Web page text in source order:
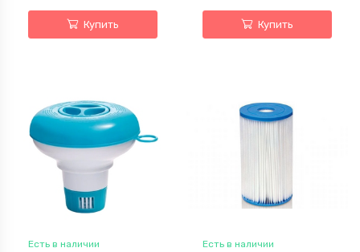
Купить Купить
Есть в наличии Есть в наличии